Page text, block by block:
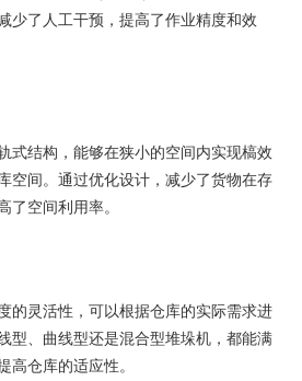
少了人工干预，提高了作业精度和效
式结构，能够在狭小的空间内实现槁效
空间。通过优化设计，减少了货物在存
空间利用率。
的灵活性，可以根据仓库的实际需求进
型、曲线型还是混合型堆垛机，都能满
高仓库的适应性。